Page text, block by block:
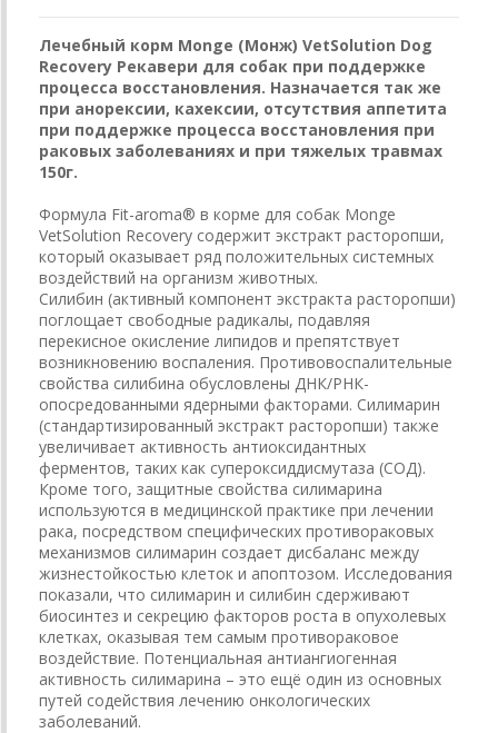
Лечебный корм Monge (Монж) VetSolution Dog
Recovery Рекавери для собак при поддержке
процесса восстановления. Назначается так же
при анорексии, кахексии, отсутствия аппетита
при поддержке процесса восстановления при
раковых заболеваниях и при тяжелых травмах
150г.
Формула Fit-aroma® в корме для собак Monge
VetSolution Recovery содержит экстракт расторопши,
который оказывает ряд положительных системных
воздействий на организм животных.
Силибин (активный компонент экстракта расторопши)
поглощает свободные радикалы, подавляя
перекисное окисление липидов и препятствует
возникновению воспаления. Противовоспалительные
свойства силибина обусловлены ДНК/РНК-
опосредованными ядерными факторами. Силимарин
(стандартизированный экстракт расторопши) также
увеличивает активность антиоксидантных
ферментов, таких как супероксиддисмутаза (СОД).
Кроме того, защитные свойства силимарина
используются в медицинской практике при лечении
рака, посредством специфических противораковых
механизмов силимарин создает дисбаланс между
жизнестойкостью клеток и апоптозом. Исследования
показали, что силимарин и силибин сдерживают
биосинтез и секрецию факторов роста в опухолевых
клетках, оказывая тем самым противораковое
воздействие. Потенциальная антиангиогенная
активность силимарина – это ещё один из основных
путей содействия лечению онкологических
заболеваний.